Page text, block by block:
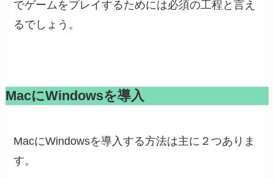
でゲームをプレイするためには必須の工程と言え
るでしょう。
MacにWindowsを導入
MacにWindowsを導入する方法は主に２つありま
す。